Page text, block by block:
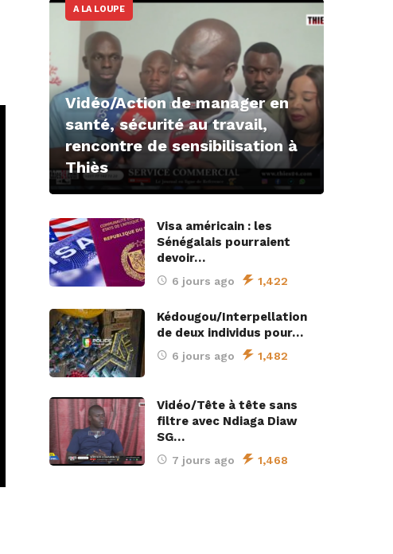
A LA LOUPE
Vidéo/Action de manager en
santé, sécurité au travail,
rencontre de sensibilisation à
Thiès
Visa américain : les
Sénégalais pourraient
devoir…
6 jours ago 1,422
Kédougou/Interpellation
de deux individus pour…
6 jours ago 1,482
Vidéo/Tête à tête sans
filtre avec Ndiaga Diaw
SG…
7 jours ago 1,468